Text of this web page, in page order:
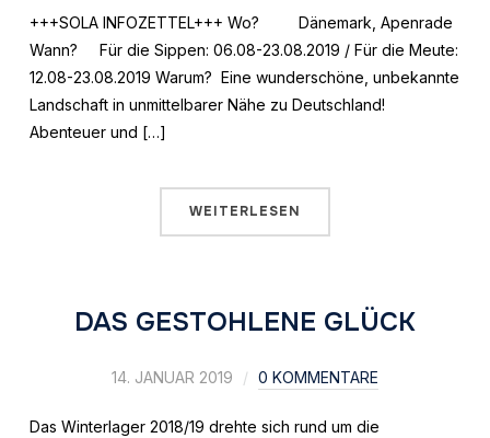
+++SOLA INFOZETTEL+++ Wo? Dänemark, Apenrade
Wann? Für die Sippen: 06.08-23.08.2019 / Für die Meute:
12.08-23.08.2019 Warum? Eine wunderschöne, unbekannte
Landschaft in unmittelbarer Nähe zu Deutschland!
Abenteuer und […]
WEITERLESEN
DAS GESTOHLENE GLÜCK
14. JANUAR 2019 0 KOMMENTARE
Das Winterlager 2018/19 drehte sich rund um die